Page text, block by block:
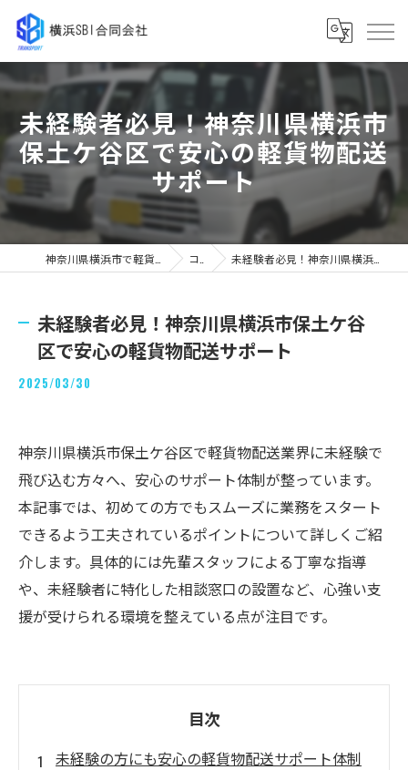
未経験者必見！神奈川県横浜市
保土ケ谷区で安心の軽貨物配送
サポート
コラム 未経験者必見！神奈川県横浜市保土ケ谷区で安心の軽貨物配送サポート
未経験者必見！神奈川県横浜市保土ケ谷
区で安心の軽貨物配送サポート
2025/03/30
神奈川県横浜市保土ケ谷区で軽貨物配送業界に未経験で
飛び込む方々へ、安心のサポート体制が整っています。
本記事では、初めての方でもスムーズに業務をスタート
できるよう工夫されているポイントについて詳しくご紹
介します。具体的には先輩スタッフによる丁寧な指導
や、未経験者に特化した相談窓口の設置など、心強い支
援が受けられる環境を整えている点が注目です。
目次
未経験の方にも安心の軽貨物配送サポート体制